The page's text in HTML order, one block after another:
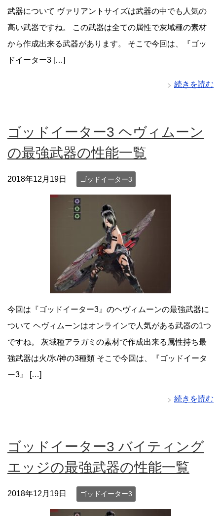
武器について ヴァリアントサイズは武器の中でも人気の
高い武器ですね。 この武器は全ての属性で灰域種の素材
から作成出来る武器があります。 そこで今回は、『ゴッ
ドイーター3 […]
続きを読む
ゴッドイーター3 ヘヴィムーン
の最強武器の性能一覧
2018年12月19日 ゴッドイーター3
今回は『ゴッドイーター3』のヘヴィムーンの最強武器に
ついて ヘヴィムーンはオンラインで人気がある武器の1つ
ですね。 灰域種アラガミの素材で作成出来る属性持ち最
強武器は火/氷/神の3種類 そこで今回は、『ゴッドイータ
ー3』 […]
続きを読む
ゴッドイーター3 バイティング
エッジの最強武器の性能一覧
2018年12月19日 ゴッドイーター3